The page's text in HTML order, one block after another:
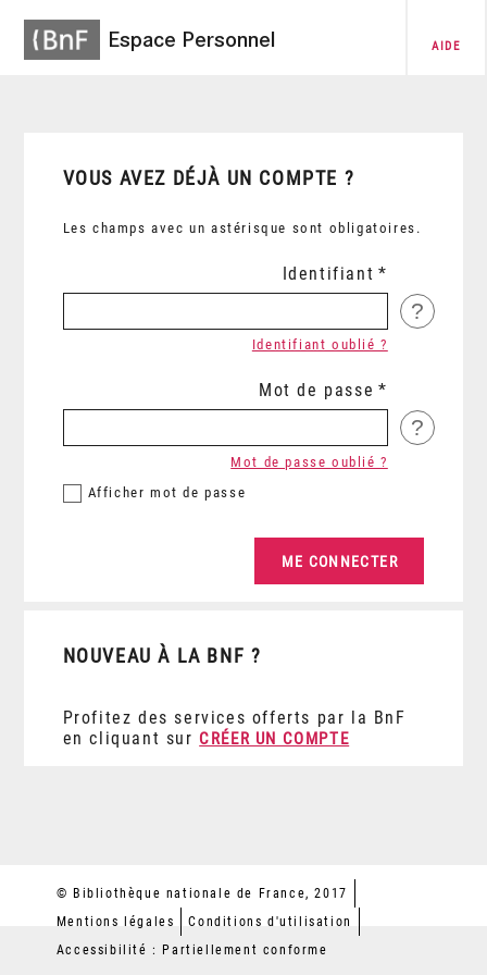
Espace Personnel AIDE
VOUS AVEZ DÉJÀ UN COMPTE ?
Les champs avec un astérisque sont obligatoires.
Identifiant
?
Identifiant oublié ?
Mot de passe
?
Afficher mot de passe
Mot de passe oublié ?
NOUVEAU À LA BNF ?
Profitez des services offerts par la BnF
en cliquant sur CRÉER UN COMPTE
© Bibliothèque nationale de France, 2017
Mentions légales
Conditions d'utilisation
Accessibilité : Partiellement conforme